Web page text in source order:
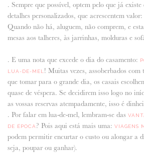
. Sempre que possível, optem pelo que já
detalhes personalizados, que acrescentem
Quando não há, aluguem, não comprem, e
mesas aos talheres, às jarrinhas, molduras e
. E uma nota que excede o dia do casamento:
LUA-DE-MEL! Muitas vezes, assoberbados com
que tomar para o grande dia, os casais
quase de véspera. Se decidirem isso logo no
as vossas reservas atempadamente, isso é
. Por falar em lua-de-mel, lembram-se das
DE ÉPOCA? Pois aqui está mais uma: VIAGENS
podem permitir encurtar o custo ou alongar a
seja, poupar ou ganhar).